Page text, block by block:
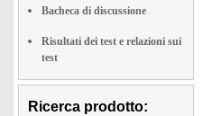
Bacheca di discussione
Risultati dei test e relazioni sui
test
Ricerca prodotto: